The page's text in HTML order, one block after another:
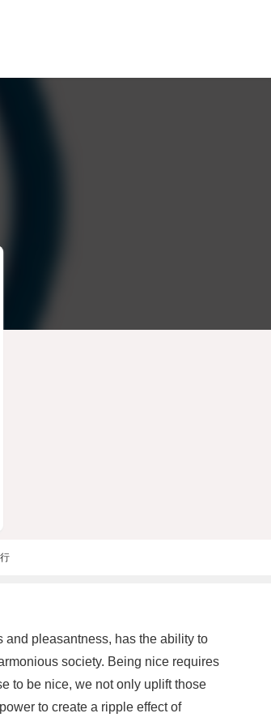
and pleasantness, has the ability to
society. Being nice requires
to be nice, we not only uplift those
to create a ripple effect of